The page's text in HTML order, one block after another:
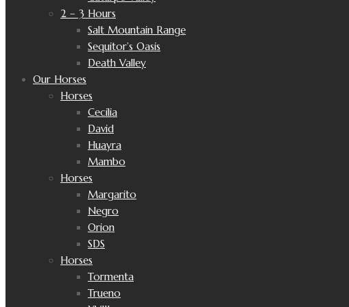
2 – 3 Hours
Salt Mountain Range
Sequitor’s Oasis
Death Valley
Our Horses
Horses
Cecilia
David
Huayra
Mambo
Horses
Margarito
Negro
Orion
SDS
Horses
Tormenta
Trueno